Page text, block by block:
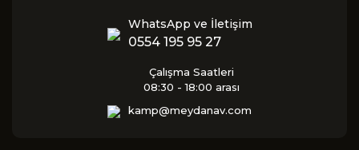
WhatsApp ve İletişim
0554 195 95 27
Çalışma Saatleri
08:30 - 18:00 arası
kamp@meydanav.com